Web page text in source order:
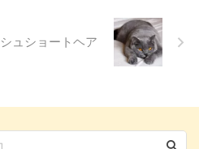
ュショートヘア